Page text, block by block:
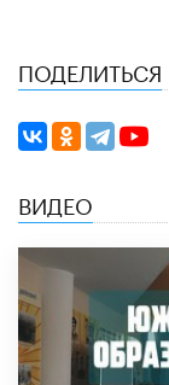
ПОДЕЛИТЬСЯ
ВИДЕО